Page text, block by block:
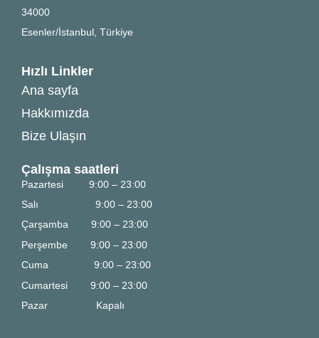
34000
Esenler/İstanbul, Türkiye
Hızlı Linkler
Ana sayfa
Hakkımızda
Bize Ulaşın
Çalışma saatleri
Pazartesi 9:00 – 23:00
Salı 9:00 – 23:00
Çarşamba 9:00 – 23:00
Perşembe 9:00 – 23:00
Cuma 9:00 – 23:00
Cumartesi 9:00 – 23:00
Pazar Kapalı